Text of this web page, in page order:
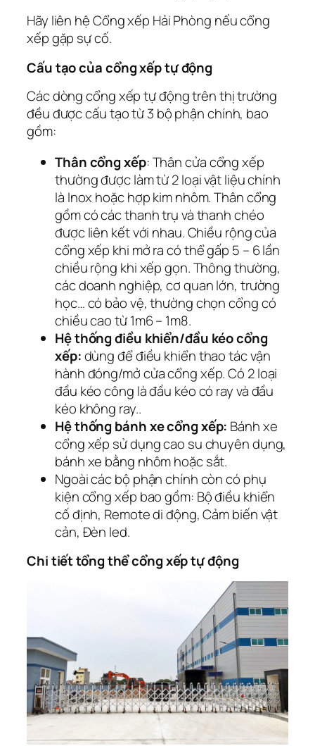
Hãy liên hệ Cổng xếp Hải Phòng nếu cổng
xếp gặp sự cố.
Cấu tạo của cổng xếp tự động
Các dòng cổng xếp tự động trên thị trường
đều được cấu tạo từ 3 bộ phận chính, bao
gồm:
Thân cổng xếp: Thân cửa cổng xếp
thường được làm từ 2 loại vật liệu chính
là Inox hoặc hợp kim nhôm. Thân cổng
gồm có các thanh trụ và thanh chéo
được liên kết với nhau. Chiều rộng của
cổng xếp khi mở ra có thể gấp 5 – 6 lần
chiều rộng khi xếp gọn. Thông thường,
các doanh nghiệp, cơ quan lớn, trường
học… có bảo vệ, thường chọn cổng có
chiều cao từ 1m6 – 1m8.
Hệ thống điều khiển/đầu kéo cổng
xếp:dùng để điều khiển thao tác vận
hành đóng/mở cửa cổng xếp. Có 2 loại
đầu kéo công là đầu kéo có ray và đầu
kéo không ray..
Hệ thống bánh xe cổng xếp: Bánh xe
cổng xếp sử dụng cao su chuyên dụng,
bánh xe bằng nhôm hoặc sắt.
Ngoài các bộ phận chính còn có phụ
kiện cổng xếp bao gồm: Bộ điều khiển
cố định, Remote di động, Cảm biến vật
cản, Đèn led.
Chi tiết tổng thể cổng xếp tự động